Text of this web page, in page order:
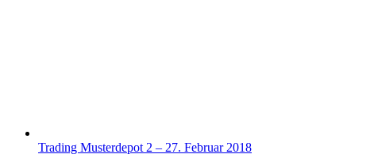
Trading Musterdepot 2 – 27. Februar 2018